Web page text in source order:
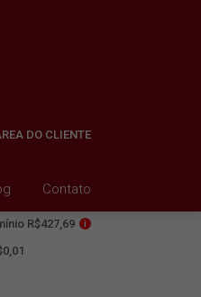
Contato
DO CLIENTE
R$427,69 i